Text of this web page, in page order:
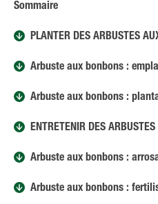
Sommaire
PLANTER DES ARBUSTES
Arbuste aux bonbons :
Arbuste aux bonbons :
ENTRETENIR DES
Arbuste aux bonbons :
Arbuste aux bonbons :